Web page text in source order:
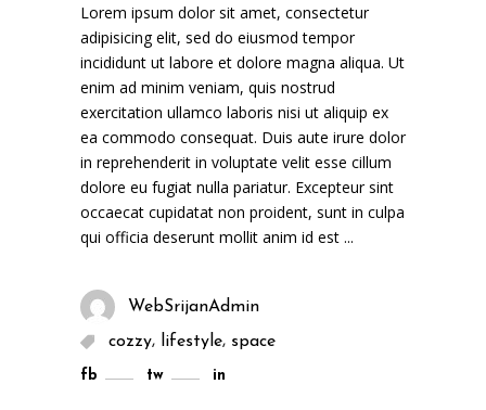
Lorem ipsum dolor sit amet, consectetur
adipisicing elit, sed do eiusmod tempor
incididunt ut labore et dolore magna aliqua. Ut
enim ad minim veniam, quis nostrud
exercitation ullamco laboris nisi ut aliquip ex
ea commodo consequat. Duis aute irure dolor
in reprehenderit in voluptate velit esse cillum
dolore eu fugiat nulla pariatur. Excepteur sint
occaecat cupidatat non proident, sunt in culpa
qui officia deserunt mollit anim id est
WebSrijanAdmin
cozzy, lifestyle, space
fb tw in